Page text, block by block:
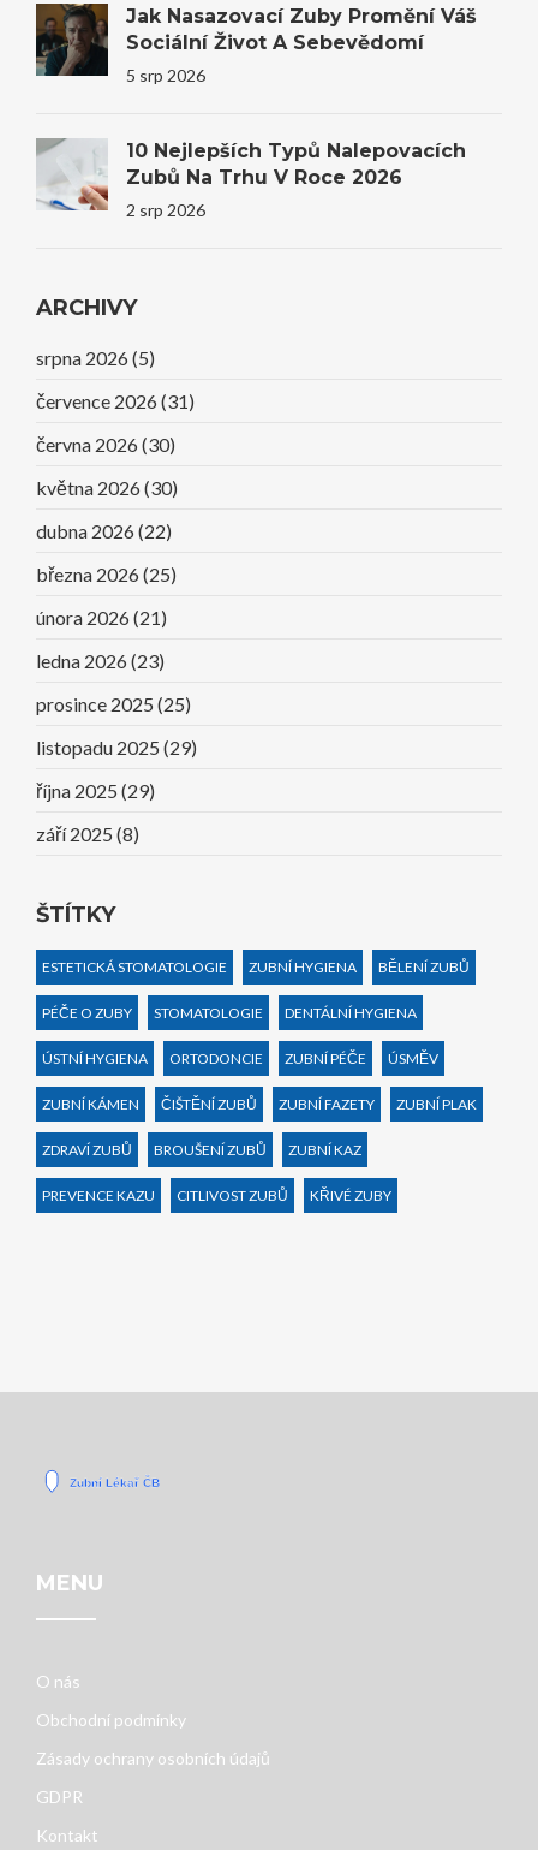
Jak Nasazovací Zuby Promění Váš
Sociální Život A Sebevědomí
5 srp 2026
10 Nejlepších Typů Nalepovacích
Zubů Na Trhu V Roce 2026
2 srp 2026
ARCHIVY
srpna 2026 (5)
července 2026 (31)
června 2026 (30)
května 2026 (30)
dubna 2026 (22)
března 2026 (25)
února 2026 (21)
ledna 2026 (23)
prosince 2025 (25)
listopadu 2025 (29)
října 2025 (29)
září 2025 (8)
ŠTÍTKY
ESTETICKÁ STOMATOLOGIE ZUBNÍ HYGIENA BĚLENÍ ZUBŮ
PÉČE O ZUBY STOMATOLOGIE DENTÁLNÍ HYGIENA
ÚSTNÍ HYGIENA ORTODONCIE ZUBNÍ PÉČE ÚSMĚV
ZUBNÍ KÁMEN ČIŠTĚNÍ ZUBŮ ZUBNÍ FAZETY ZUBNÍ PLAK
ZDRAVÍ ZUBŮ BROUŠENÍ ZUBŮ ZUBNÍ KAZ
PREVENCE KAZU CITLIVOST ZUBŮ KŘIVÉ ZUBY
MENU
O nás
Obchodní podmínky
Zásady ochrany osobních údajů
GDPR
Kontakt